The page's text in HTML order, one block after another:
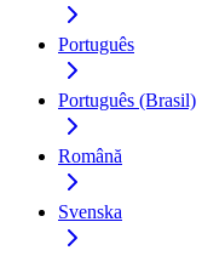
Português
Português (Brasil)
Română
Svenska